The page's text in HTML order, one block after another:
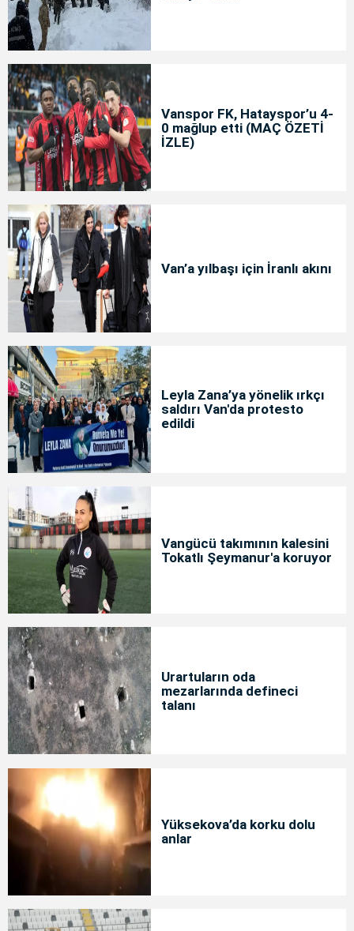
Vanspor FK, Hatayspor’u 4-
0 mağlup etti (MAÇ ÖZETİ
İZLE)
Van’a yılbaşı için İranlı akını
Leyla Zana’ya yönelik ırkçı
saldırı Van'da protesto
edildi
Vangücü takımının kalesini
Tokatlı Şeymanur'a koruyor
Urartuların oda
mezarlarında defineci
talanı
Yüksekova’da korku dolu
anlar